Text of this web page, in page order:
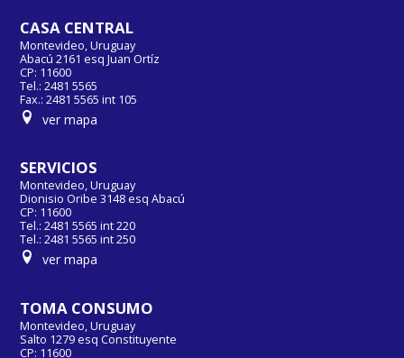
CASA CENTRAL
Montevideo, Uruguay
Abacú 2161 esq Juan Ortíz
CP: 11600
Tel.: 2481 5565
Fax.: 2481 5565 int 105
ver mapa
SERVICIOS
Montevideo, Uruguay
Dionisio Oribe 3148 esq Abacú
CP: 11600
Tel.: 2481 5565 int 220
Tel.: 2481 5565 int 250
ver mapa
TOMA CONSUMO
Montevideo, Uruguay
Salto 1279 esq Constituyente
CP: 11600